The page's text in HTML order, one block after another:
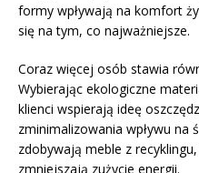
formy wpływają na komfort
się na tym, co najważniejsze.
Coraz więcej osób stawia
Wybierając ekologiczne
klienci wspierają ideę
zminimalizowania wpływu na
zdobywają meble z
zmniejszają zużycie energii.